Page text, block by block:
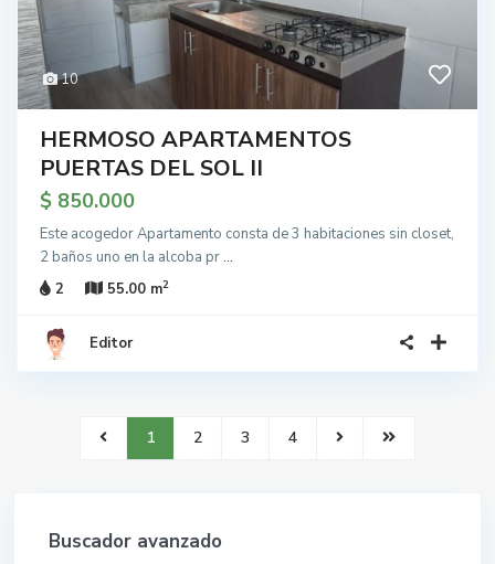
10
HERMOSO APARTAMENTOS
PUERTAS DEL SOL II
$ 850.000
Este acogedor Apartamento consta de 3 habitaciones sin closet,
2 baños uno en la alcoba pr...
2
55.00 m2
Editor
1 2 3 4
Buscador avanzado